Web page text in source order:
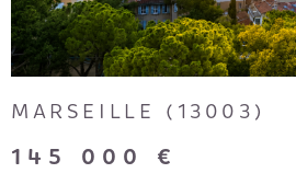
MARSEILLE (13003)
145 000 €